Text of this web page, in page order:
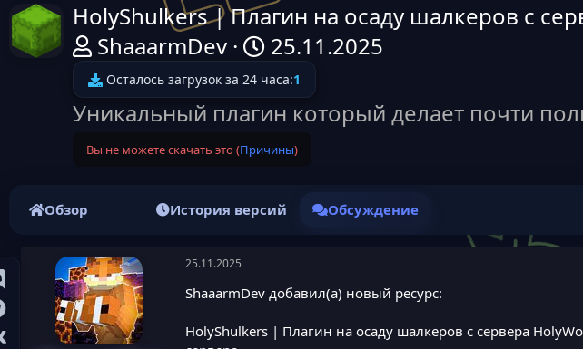
HolyShulkers | Плагин на осаду шалкеров с
А
в
т
м
ы
ShaaarmDev
Д
а
т
ч
л
25.11.2025
Осталось загрузок за 24 часа:1
Уникальный плагин который делает почти
Вы не можете скачать это (Причины)
Обзор История версий Обсуждение
25.11.2025
ShaaarmDev добавил(а) новый ресурс:
HolyShulkers | Плагин на осаду шалкеров с сервера